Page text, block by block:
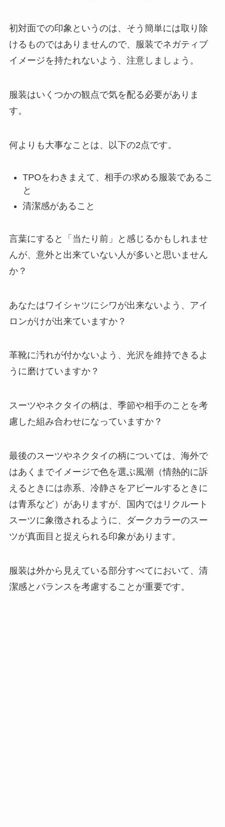
初対面での印象というのは、そう簡単には取り除
けるものではありませんので、服装でネガティブ
イメージを持たれないよう、注意しましょう。
服装はいくつかの観点で気を配る必要がありま
す。
何よりも大事なことは、以下の2点です。
TPOをわきまえて、相手の求める服装であるこ
と
清潔感があること
言葉にすると「当たり前」と感じるかもしれませ
んが、意外と出来ていない人が多いと思いません
か？
あなたはワイシャツにシワが出来ないよう、アイ
ロンがけが出来ていますか？
革靴に汚れが付かないよう、光沢を維持できるよ
うに磨けていますか？
スーツやネクタイの柄は、季節や相手のことを考
慮した組み合わせになっていますか？
最後のスーツやネクタイの柄については、海外で
はあくまでイメージで色を選ぶ風潮（情熱的に訴
えるときには赤系、冷静さをアピールするときに
は青系など）がありますが、国内ではリクルート
スーツに象徴されるように、ダークカラーのスー
ツが真面目と捉えられる印象があります。
服装は外から見えている部分すべてにおいて、清
潔感とバランスを考慮することが重要です。